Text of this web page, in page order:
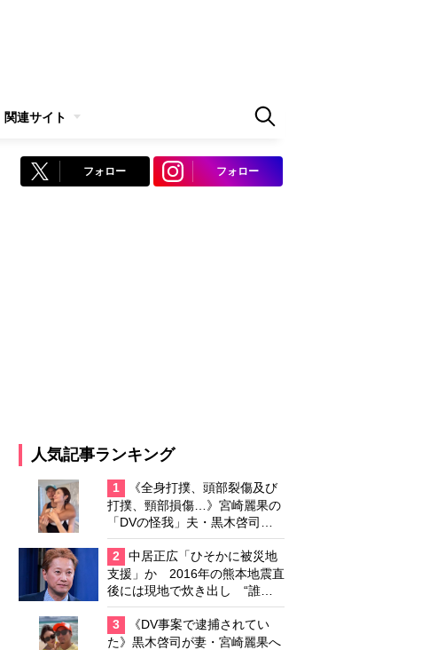
関連サイト
フォロー フォロー
人気記事ランキング
1
《全身打撲、頭部裂傷及び
打撲、頸部損傷…》宮崎麗果の
「DVの怪我」夫・黒木啓司の
逮捕で始まる「夫婦の闘争」
2
中居正広「ひそかに被災地
支援」か 2016年の熊本地震直
後には現地で炊き出し “誰に
も知られなくて良い”と、むし
ろ強まる福祉活動への思い
3
《DV事案で逮捕されてい
た》黒木啓司が妻・宮崎麗果へ